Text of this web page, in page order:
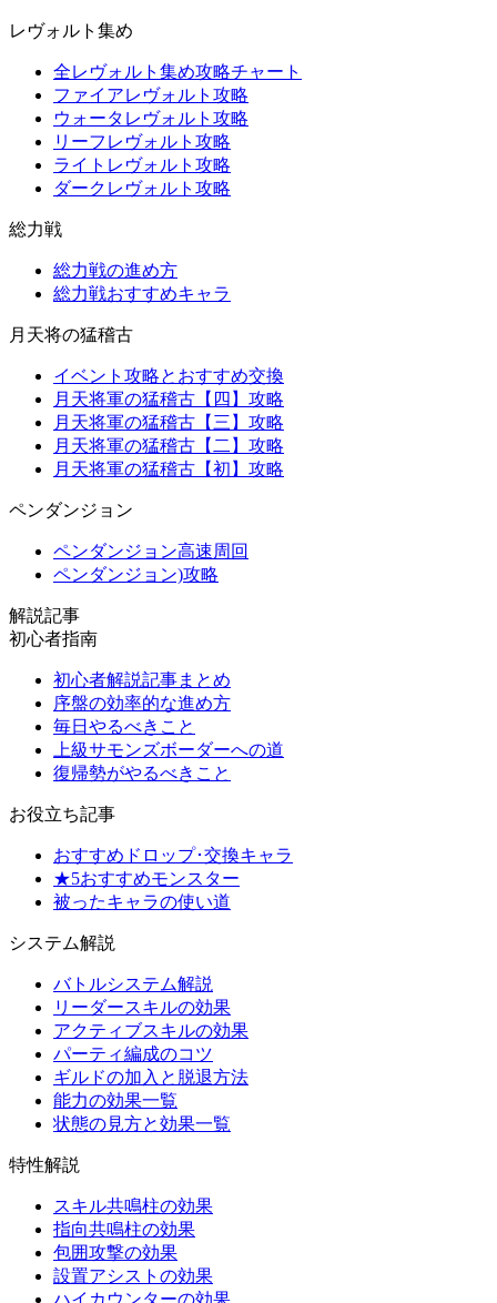
レヴォルト集め
全レヴォルト集め攻略チャート
ファイアレヴォルト攻略
ウォータレヴォルト攻略
リーフレヴォルト攻略
ライトレヴォルト攻略
ダークレヴォルト攻略
総力戦
総力戦の進め方
総力戦おすすめキャラ
月天将の猛稽古
イベント攻略とおすすめ交換
月天将軍の猛稽古【四】攻略
月天将軍の猛稽古【三】攻略
月天将軍の猛稽古【二】攻略
月天将軍の猛稽古【初】攻略
ペンダンジョン
ペンダンジョン高速周回
ペンダンジョン)攻略
解説記事
初心者指南
初心者解説記事まとめ
序盤の効率的な進め方
毎日やるべきこと
上級サモンズボーダーへの道
復帰勢がやるべきこと
お役立ち記事
おすすめドロップ･交換キャラ
★5おすすめモンスター
被ったキャラの使い道
システム解説
バトルシステム解説
リーダースキルの効果
アクティブスキルの効果
パーティ編成のコツ
ギルドの加入と脱退方法
能力の効果一覧
状態の見方と効果一覧
特性解説
スキル共鳴柱の効果
指向共鳴柱の効果
包囲攻撃の効果
設置アシストの効果
ハイカウンターの効果